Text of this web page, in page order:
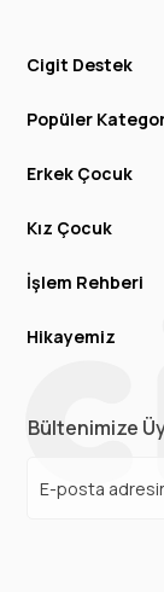
Cigit Destek
Popüler
Erkek Çocuk
Kız Çocuk
İşlem Rehberi
Hikayemiz
Bültenimize